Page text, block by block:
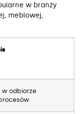
w branży
meblowej,
odbiorze